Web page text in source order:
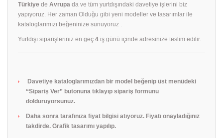
Türkiye de Avrupa da ve tüm yurtdışındaki davetiye işlerini biz
yapıyoruz. Her zaman Olduğu gibi yeni modeller ve tasarımlar ile
kataloglarımızı beğeninize sunuyoruz .
Yurtdışı siparişleriniz en geç 4 iş günü içinde adresinize teslim edilir.
Davetiye kataloglarımızdan bir model beğenip üst menüdeki
“Sipariş Ver” butonuna tıklayıp sipariş formunu
dolduruyorsunuz.
Daha sonra tarafınıza fiyat bilgisi atıyoruz. Fiyatı onayladığınız
takdirde. Grafik tasarımı yapılıp.